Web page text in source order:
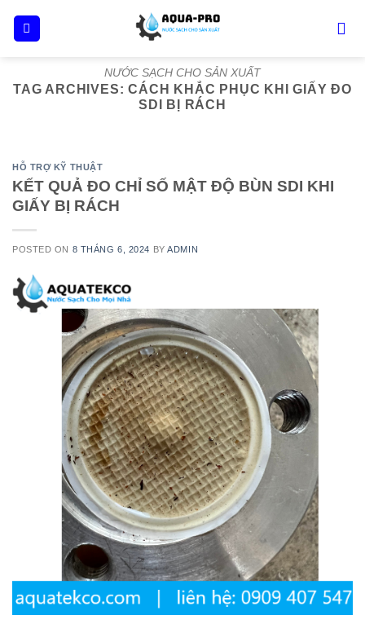
NƯỚC SẠCH CHO SẢN XUẤT
TAG ARCHIVES:CÁCH KHẮC PHỤC KHI GIẤY ĐO
SDI BỊ RÁCH
HỖ TRỢ KỸ THUẬT
KẾT QUẢ ĐO CHỈ SỐ MẬT ĐỘ BÙN SDI KHI
GIẤY BỊ RÁCH
POSTED ON 8 THÁNG 6, 2024 BYADMIN